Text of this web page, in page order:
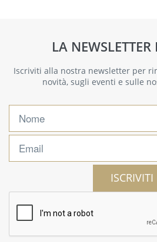
LA
Iscriviti alla nostra newsletter per
novità, sugli eventi e sulle
ISCRIVITI